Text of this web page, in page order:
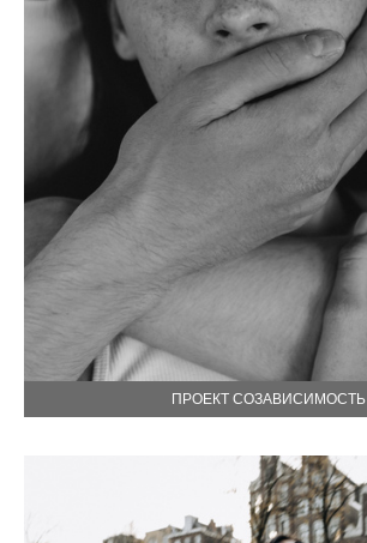
ПРОЕКТ СОЗАВИСИМОСТЬ